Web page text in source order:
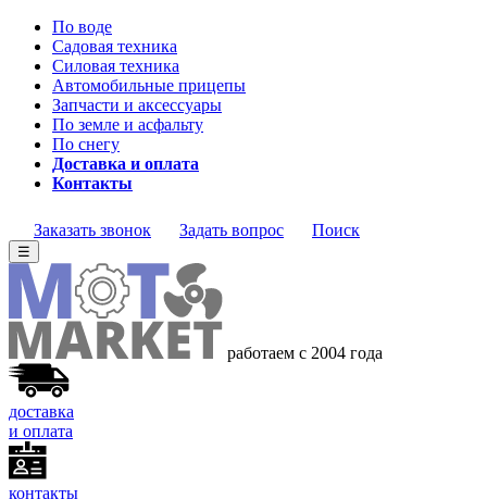
По воде
Садовая техника
Силовая техника
Автомобильные прицепы
Запчасти и аксессуары
По земле и асфальту
По снегу
Доставка и оплата
Контакты
Заказать звонок Задать вопрос Поиск
☰
работаем с 2004 года
доставка
и оплата
контакты